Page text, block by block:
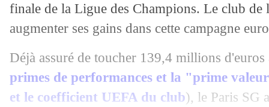
finale de la Ligue des Champions. Le club de
augmenter ses gains dans cette campagne
Déjà assuré de toucher 139,4 millions
primes de performances et la "prime
et le coefficient UEFA du club), le Paris SG
PSV : le Bayern discute pour Saibari
02/06 Nice : une piste pour l'après-Maurice
02/06 Real: un accord verbal avec Konaté